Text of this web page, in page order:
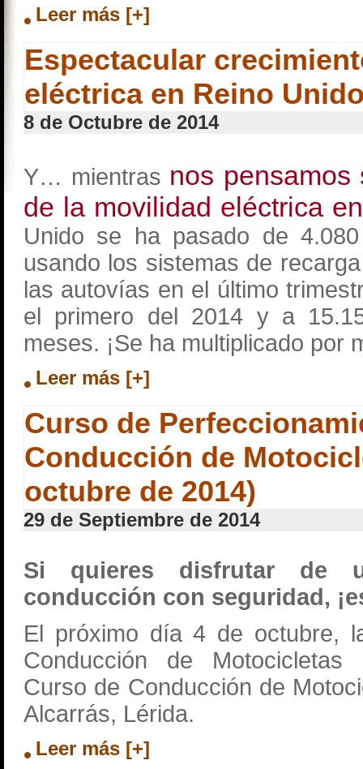
Leer más [+]
Espectacular
eléctrica en Reino
8 de Octubre de 2014
Y… mientras nos
de la movilidad eléctrica
Unido se ha pasado de
usando los sistemas de
las autovías en el último
el primero del 2014 y a
meses. ¡Se ha multiplicado por
Leer más [+]
Curso de
Conducción de
octubre de 2014)
29 de Septiembre de 2014
Si quieres disfrutar de
conducción con seguridad,
El próximo día 4 de octubre,
Conducción de
Curso de Conducción de
Alcarrás, Lérida.
Leer más [+]